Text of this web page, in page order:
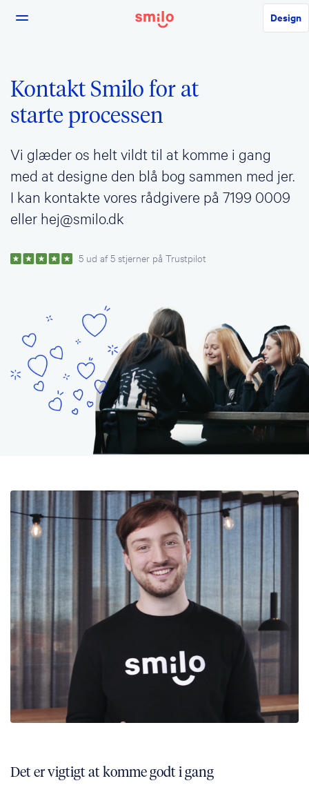
Design
Kontakt Smilo for at
starte processen
Vi glæder os helt vildt til at komme i gang
med at designe den blå bog sammen med jer.
I kan kontakte vores rådgivere på 7199 0009
eller hej@smilo.dk
5 ud af 5 stjerner på Trustpilot
Det er vigtigt at komme godt i gang